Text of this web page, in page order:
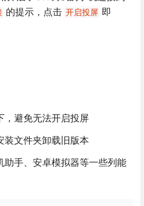
的提示，点击 开启投屏 即
，避免无法开启投屏
装文件夹卸载旧版本
助手、安卓模拟器等一些列能